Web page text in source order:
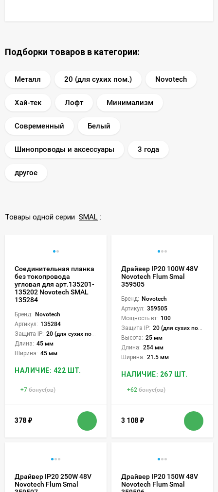
Подборки товаров в категории:
Металл 20 (для сухих пом.) Novotech
Хай-тек Лофт Минимализм
Современный Белый
Шинопроводы и аксессуары 3 года
другое
Товары одной серии SMAL :
Соединительная планка
без токопровода
угловая для арт.135201-
135202 Novotech SMAL
135284
Бренд: Novotech
Артикул: 135284
Защита IP: 20 (для сухих пом.)
Длина: 45 мм
Ширина: 45 мм
НАЛИЧИЕ: 422 ШТ.
+7 бонус(ов)
378 ₽
Драйвер IP20 100W 48V
Novotech Flum Smal
359505
Бренд: Novotech
Артикул: 359505
Мощность вт: 100
Защита IP: 20 (для сухих пом.)
Высота: 25 мм
Длина: 254 мм
Ширина: 21.5 мм
НАЛИЧИЕ: 267 ШТ.
+62 бонус(ов)
3 108 ₽
Драйвер IP20 250W 48V
Novotech Flum Smal
Драйвер IP20 150W 48V
Novotech Flum Smal